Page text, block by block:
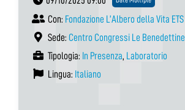
Con: Fondazione L’Albero della Vita ETS
Sede: Centro Congressi Le Benedettine
Tipologia: In Presenza, Laboratorio
Lingua: Italiano